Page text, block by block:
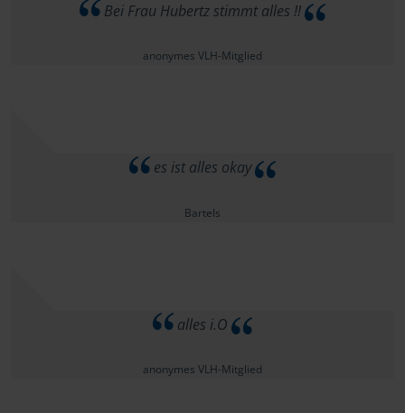
Bei Frau Hubertz stimmt alles !!
anonymes VLH-Mitglied
es ist alles okay
Bartels
alles i.O
anonymes VLH-Mitglied